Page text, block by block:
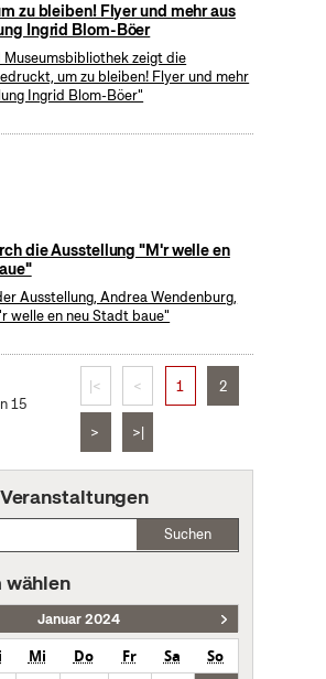
zu bleiben! Flyer und mehr aus
Ingrid Blom-Böer
Museumsbibliothek zeigt die
um zu bleiben! Flyer und mehr
Ingrid Blom-Böer"
die Ausstellung "M'r welle en
Ausstellung, Andrea Wendenburg,
welle en neu Stadt baue"
15
|< < 1 2
> >|
Suchen
wählen
Januar 2024
Mi Do Fr Sa
So